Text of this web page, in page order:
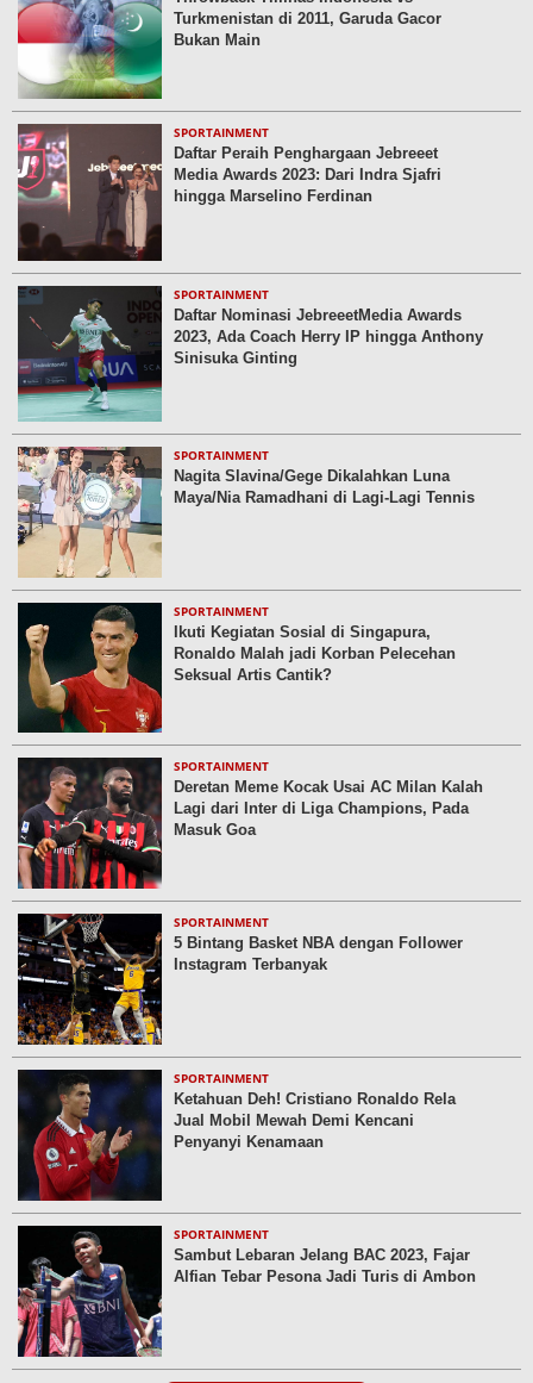
Turkmenistan di 2011, Garuda Gacor
Bukan Main
SPORTAINMENT
Daftar Peraih Penghargaan Jebreeet
Media Awards 2023: Dari Indra Sjafri
hingga Marselino Ferdinan
SPORTAINMENT
Daftar Nominasi JebreeetMedia Awards
2023, Ada Coach Herry IP hingga Anthony
Sinisuka Ginting
SPORTAINMENT
Nagita Slavina/Gege Dikalahkan Luna
Maya/Nia Ramadhani di Lagi-Lagi Tennis
SPORTAINMENT
Ikuti Kegiatan Sosial di Singapura,
Ronaldo Malah jadi Korban Pelecehan
Seksual Artis Cantik?
SPORTAINMENT
Deretan Meme Kocak Usai AC Milan Kalah
Lagi dari Inter di Liga Champions, Pada
Masuk Goa
SPORTAINMENT
5 Bintang Basket NBA dengan Follower
Instagram Terbanyak
SPORTAINMENT
Ketahuan Deh! Cristiano Ronaldo Rela
Jual Mobil Mewah Demi Kencani
Penyanyi Kenamaan
SPORTAINMENT
Sambut Lebaran Jelang BAC 2023, Fajar
Alfian Tebar Pesona Jadi Turis di Ambon